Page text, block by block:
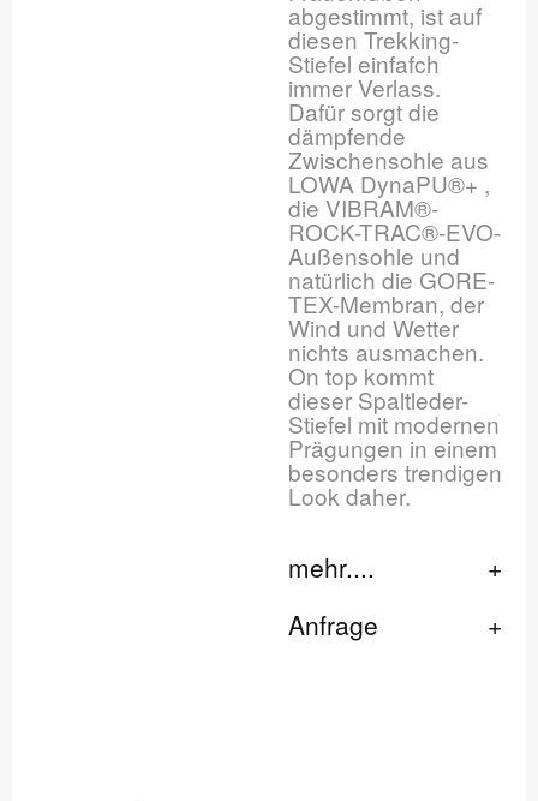
abgestimmt, ist auf
diesen Trekking-
Stiefel einfafch
immer Verlass.
Dafür sorgt die
dämpfende
Zwischensohle aus
LOWA DynaPU®+ ,
die VIBRAM®-
ROCK-TRAC®-EVO-
Außensohle und
natürlich die GORE-
TEX-Membran, der
Wind und Wetter
nichts ausmachen.
On top kommt
dieser Spaltleder-
Stiefel mit modernen
Prägungen in einem
besonders trendigen
Look daher.
mehr....
Anfrage